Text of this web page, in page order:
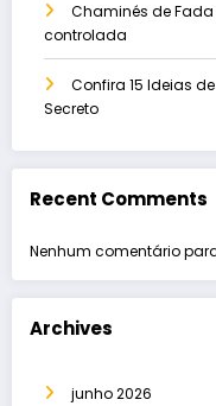
Chaminés de
controlada
Confira 15 Ideias
Secreto
Recent Comments
Nenhum comentário
Archives
junho 2026